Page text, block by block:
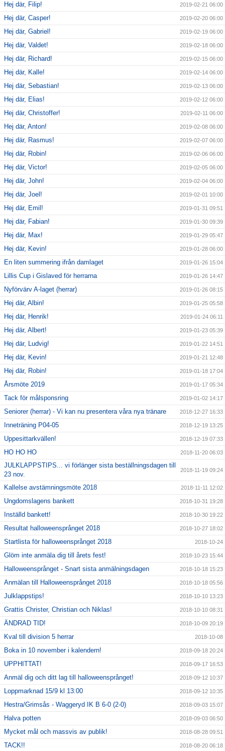
Hej där, Filip! 2019-02-21 06:00
Hej där, Casper! 2019-02-20 06:00
Hej där, Gabriel! 2019-02-19 06:00
Hej där, Valdet! 2019-02-18 06:00
Hej där, Richard! 2019-02-15 06:00
Hej där, Kalle! 2019-02-14 06:00
Hej där, Sebastian! 2019-02-13 06:00
Hej där, Elias! 2019-02-12 06:00
Hej där, Christoffer! 2019-02-11 06:00
Hej där, Anton! 2019-02-08 06:00
Hej där, Rasmus! 2019-02-07 06:00
Hej där, Robin! 2019-02-06 06:00
Hej där, Victor! 2019-02-05 06:00
Hej där, John! 2019-02-04 06:00
Hej där, Joel! 2019-02-01 10:00
Hej där, Emil! 2019-01-31 09:51
Hej där, Fabian! 2019-01-30 09:39
Hej där, Max! 2019-01-29 05:47
Hej där, Kevin! 2019-01-28 06:00
En liten summering ifrån damlaget 2019-01-26 15:04
Lillis Cup i Gislaved för herrarna 2019-01-26 14:47
Nyförvärv A-laget (herrar) 2019-01-26 08:15
Hej där, Albin! 2019-01-25 05:58
Hej där, Henrik! 2019-01-24 06:11
Hej där, Albert! 2019-01-23 05:39
Hej där, Ludvig! 2019-01-22 14:51
Hej där, Kevin! 2019-01-21 12:48
Hej där, Robin! 2019-01-18 17:04
Årsmöte 2019 2019-01-17 05:34
Tack för målsponsring 2019-01-02 14:17
Seniorer (herrar) - Vi kan nu presentera våra nya tränare 2018-12-27 16:33
Inneträning P04-05 2018-12-19 13:25
Uppesittarkvällen! 2018-12-19 07:33
HO HO HO 2018-11-20 06:03
JULKLAPPSTIPS... vi förlänger sista beställningsdagen till
23 nov.
2018-11-19 09:24
Kallelse avstämningsmöte 2018 2018-11-11 12:02
Ungdomslagens bankett 2018-10-31 19:28
Inställd bankett! 2018-10-30 19:22
Resultat halloweensprånget 2018 2018-10-27 18:02
Startlista för halloweensprånget 2018 2018-10-24
Glöm inte anmäla dig till årets fest! 2018-10-23 15:44
Halloweensprånget - Snart sista anmälningsdagen 2018-10-18 15:23
Anmälan till Halloweensprånget 2018 2018-10-18 05:56
Julklappstips! 2018-10-10 13:23
Grattis Christer, Christian och Niklas! 2018-10-10 08:31
ÄNDRAD TID! 2018-10-09 20:19
Kval till division 5 herrar 2018-10-08
Boka in 10 november i kalendern! 2018-09-18 20:24
UPPHITTAT! 2018-09-17 16:53
Anmäl dig och ditt lag till halloweensprånget! 2018-09-12 10:37
Loppmarknad 15/9 kl 13:00 2018-09-12 10:35
Hestra/Grimsås - Waggeryd IK B 6-0 (2-0) 2018-09-03 15:07
Halva potten 2018-09-03 06:50
Mycket mål och massvis av publik! 2018-08-28 09:51
TACK!! 2018-08-20 06:18